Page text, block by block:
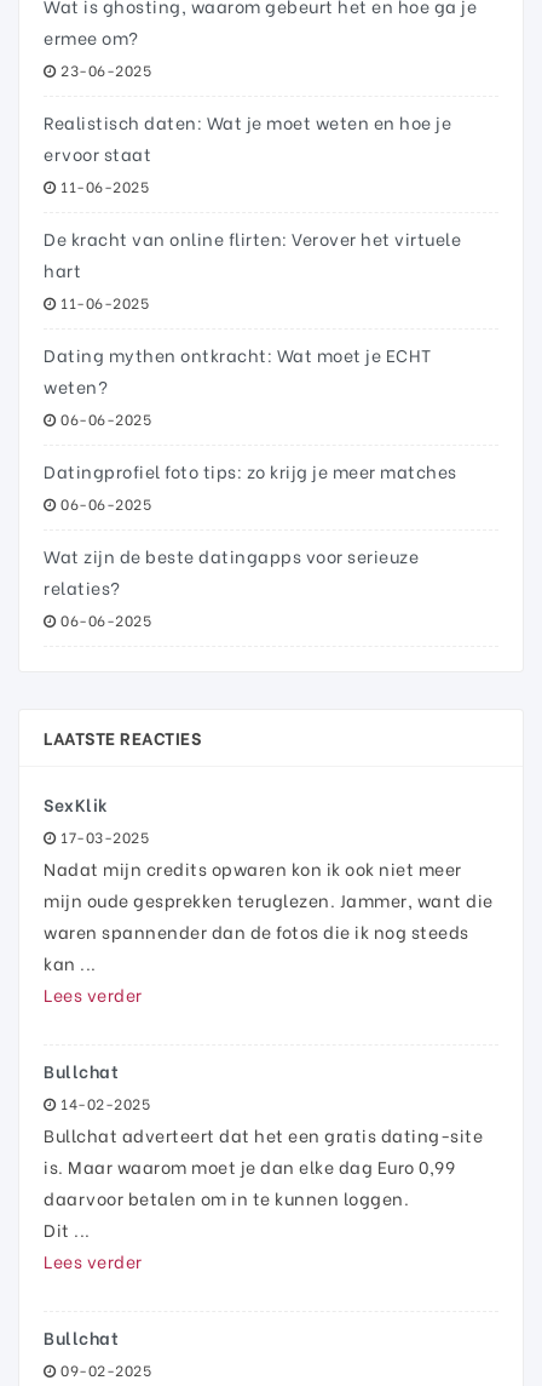
Wat is ghosting, waarom gebeurt het en hoe ga je
ermee om?
23-06-2025
Realistisch daten: Wat je moet weten en hoe je
ervoor staat
11-06-2025
De kracht van online flirten: Verover het virtuele
hart
11-06-2025
Dating mythen ontkracht: Wat moet je ECHT
weten?
06-06-2025
Datingprofiel foto tips: zo krijg je meer matches
06-06-2025
Wat zijn de beste datingapps voor serieuze
relaties?
06-06-2025
LAATSTE REACTIES
SexKlik
17-03-2025
Nadat mijn credits opwaren kon ik ook niet meer
mijn oude gesprekken teruglezen. Jammer, want die
waren spannender dan de fotos die ik nog steeds
kan ...
Lees verder
Bullchat
14-02-2025
Bullchat adverteert dat het een gratis dating-site
is. Maar waarom moet je dan elke dag Euro 0,99
daarvoor betalen om in te kunnen loggen.
Dit ...
Lees verder
Bullchat
09-02-2025